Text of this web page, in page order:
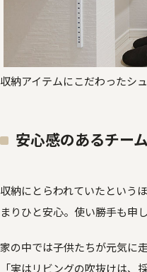
収納アイテムにこだわったシ
安心感のあるチー
収納にとらわれていたという
まりひと安心。使い勝手も申
家の中では子供たちが元気に
「実はリビングの吹抜けは